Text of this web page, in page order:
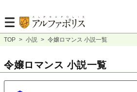
TOP > 小説 > 令嬢ロマンス 小説一覧
令嬢ロマンス 小説一覧